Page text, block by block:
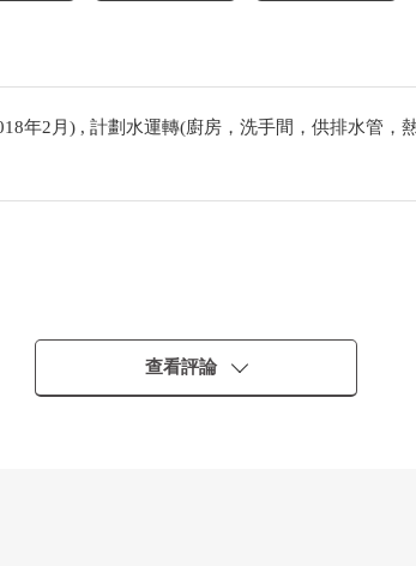
年2月) , 計劃水運轉(廚房，洗手間，供排水管，
查看評論